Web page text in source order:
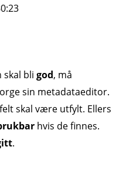
skal bli god, må
sin metadataeditor.
skal være utfylt. Ellers
hvis de finnes.
.